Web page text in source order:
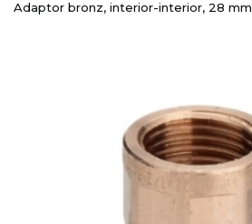
Adaptor bronz, interior-interior, 28 mm